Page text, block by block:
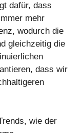
dafür, dass
mehr
wodurch die
gleichzeitig die
dass wir
wie der